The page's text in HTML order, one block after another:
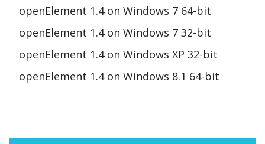
openElement 1.4 on Windows 7 64-bit
openElement 1.4 on Windows 7 32-bit
openElement 1.4 on Windows XP 32-bit
openElement 1.4 on Windows 8.1 64-bit